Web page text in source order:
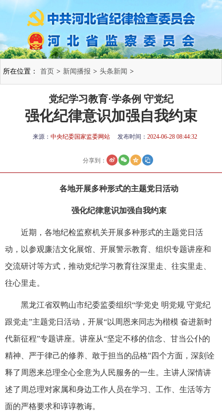
所在位置： 首页 > 新闻播报 > 头条新闻 >
党纪学习教育·学条例 守党纪
强化纪律意识加强自我约束
来源： 中央纪委国家监委网站 发布时间： 2024-06-28 08:44:32
分享到：
各地开展多种形式的主题党日活动
强化纪律意识加强自我约束
近期，各地纪检监察机关开展多种形式的主题党日活
动，以参观廉洁文化展馆、开展警示教育、组织专题讲座和
交流研讨等方式，推动党纪学习教育往深里走、往实里走、
往心里走。
黑龙江省双鸭山市纪委监委组织“学党史 明党规 守党纪
跟党走”主题党日活动，开展“以周恩来同志为楷模 奋进新时
代新征程”专题讲座。讲座从“坚定不移的信念、甘当公仆的
精神、严于律己的修养、敢于担当的品格”四个方面，深刻诠
释了周恩来总理全心全意为人民服务的一生。主讲人深情讲
述了周总理对家属和身边工作人员在学习、工作、生活等方
面的严格要求和谆谆教诲。